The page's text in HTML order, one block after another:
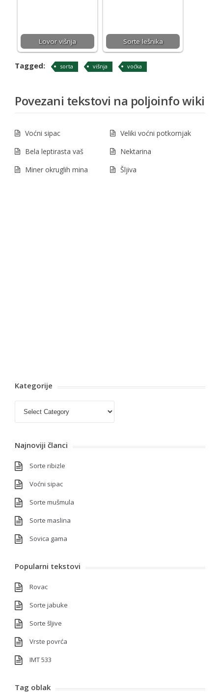
Lovor višnja Sorte lešnika
Tagged: sorta višnja voćka
Povezani tekstovi na poljoinfo wiki
Voćni sipac
Veliki voćni potkornjak
Bela leptirasta vaš
Nektarina
Miner okruglih mina
Šljiva
Kategorije
Najnoviji članci
Sorte ribizle
Voćni sipac
Sorte mušmula
Sorte maslina
Sovica gama
Popularni tekstovi
Rovac
Sorte jabuke
Sorte šljive
Vrste povrća
IMT 533
Tag oblak